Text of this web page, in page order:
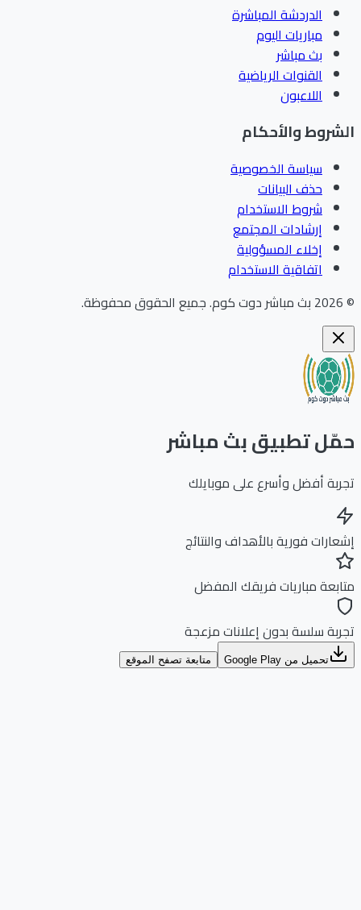
الدردشة المباشرة
مباريات اليوم
بث مباشر
القنوات الرياضية
اللاعبون
والأحكام
سياسة الخصوصية
حذف البيانات
شروط الاستخدام
إرشادات المجتمع
إخلاء المسؤولية
اتفاقية الاستخدام
بث مباشر دوت كوم.جميع الحقوق محفوظة.
تطبيق بث مباشر
أفضل وأسرع على موبايلك
فورية بالأهداف والنتائج
مباريات فريقك المفضل
سلسة بدون إعلانات مزعجة
تحميل من Google Play متابعة تصفح الموقع